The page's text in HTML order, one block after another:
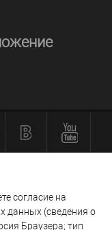
согласие на
данных (сведения о
Браузера; тип